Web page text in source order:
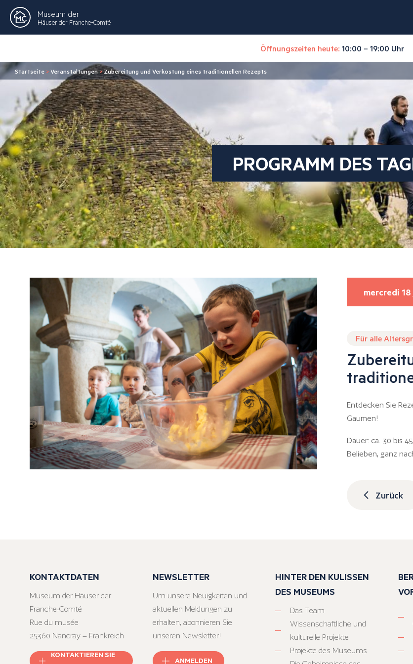
Museum der
Häuser der Franche-Comté
Öffnungszeiten heute: 10:00 – 19:00 Uhr
Startseite >Veranstaltungen>Zubereitung und Verkostung eines traditionellen Rezepts
PROGRAMM DES
mercredi
Für alle
Entdecken Sie
Gaumen!
Dauer: ca. 30 bis
Belieben, ganz
Zurück
KONTAKTDATEN
Museum der Häuser der
Franche-Comté
Rue du musée
25360 Nancray – Frankreich
KONTAKTIEREN SIE
NEWSLETTER
Um unsere Neuigkeiten und
aktuellen Meldungen zu
erhalten, abonnieren Sie
unseren Newsletter!
ANMELDEN
HINTER DEN KULISSEN
DES MUSEUMS
Das Team
Wissenschaftliche und
kulturelle Projekte
Projekte des Museums